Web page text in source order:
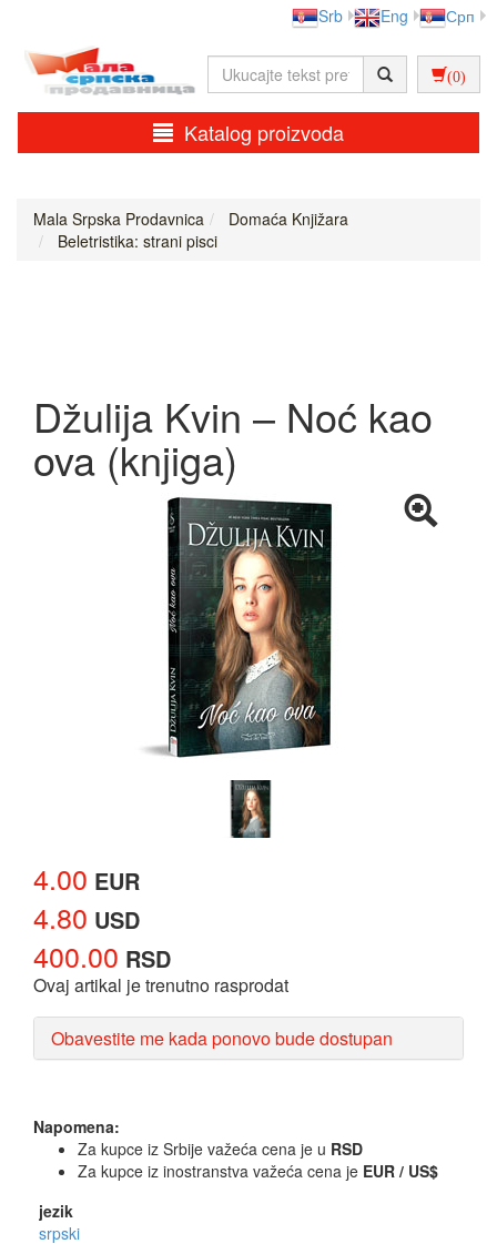
Srb Eng Срп
(0)
Katalog proizvoda
Mala Srpska Prodavnica
Domaća Knjižara
Beletristika: strani pisci
Džulija Kvin – Noć kao
ova (knjiga)
4.00 EUR
4.80 USD
400.00 RSD
Ovaj artikal je trenutno rasprodat
Obavestite me kada ponovo bude dostupan
Napomena:
Za kupce iz Srbije važeća cena je u RSD
Za kupce iz inostranstva važeća cena je EUR / US$
jezik
srpski